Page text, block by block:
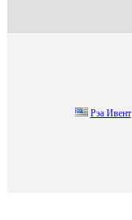
Pэa Ивeнт